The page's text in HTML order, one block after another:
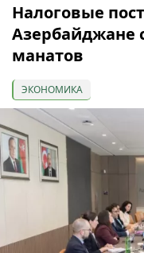
Налоговые
Азербайджане
манатов
ЭКОНОМИКА